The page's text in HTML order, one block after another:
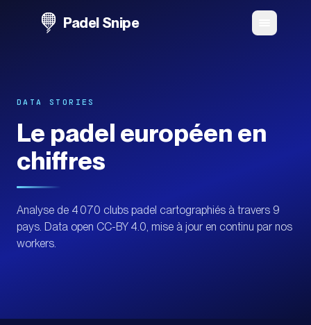
Padel Snipe
DATA STORIES
Le padel européen en
chiffres
Analyse de 4 070 clubs padel cartographiés à travers 9
pays. Data open CC-BY 4.0, mise à jour en continu par nos
workers.